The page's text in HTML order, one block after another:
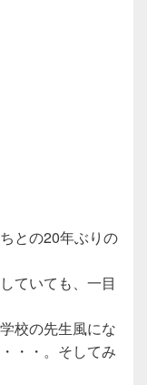
との20年ぶりの
ていても、一目
校の先生風にな
・・。そしてみ